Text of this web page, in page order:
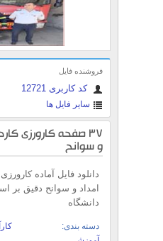
فروشنده فایل
کد کاربری 12721
سایر فایل ها
37 صفحه کارورزی
و سوانح
دانلود فایل آماده
امداد و سوانح دقیق بر
دانشگاه
دسته بندی: